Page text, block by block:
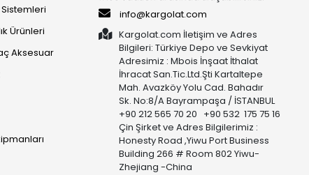
Ürünleri
Aksesuar
info@kargolat.com
Kargolat.com İletişim ve Adres
Bilgileri: Türkiye Depo ve Sevkiyat
Adresimiz : Mbois İnşaat İthalat
İhracat San.Tic.Ltd.Şti Kartaltepe
Mah. Avazköy Yolu Cad. Bahadır
Sk. No:8/A Bayrampaşa / İSTANBUL
+90 212 565 70 20 +90 532 175 75 16
Çin Şirket ve Adres Bilgilerimiz :
Honesty Road ,Yiwu Port Business
Building 266 # Room 802 Yiwu-
Zhejiang -China